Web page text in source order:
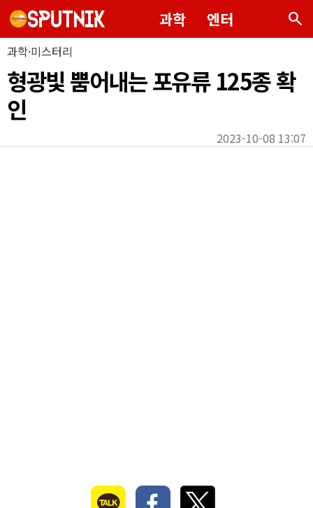
과학 엔터 search
과학·미스터리
형광빛 뿜어내는 포유류 125종 확
인
2023-10-08 13:07